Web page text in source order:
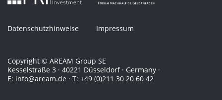
Copyright © AREAM Group SE
Kesselstraße 3 · 40221 Düsseldorf · Germany ·
E: info@aream.de · T: +49 (0)211 30 20 60 42
Datenschutzhinweise Impressum